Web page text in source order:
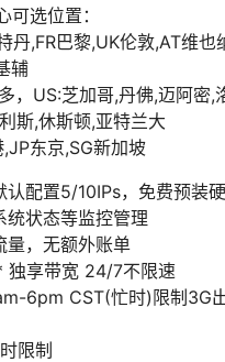
选位置：
丹,FR巴黎,UK伦敦,AT维也
辅
，US:芝加哥,丹佛,迈阿密,
斯,休斯顿,亚特兰大
东京,SG新加坡
认配置5/10IPs，免费预装
统状态等监控管理
量，无额外账单
独享带宽 24/7不限速
6pm CST(忙时)限制3G
限制